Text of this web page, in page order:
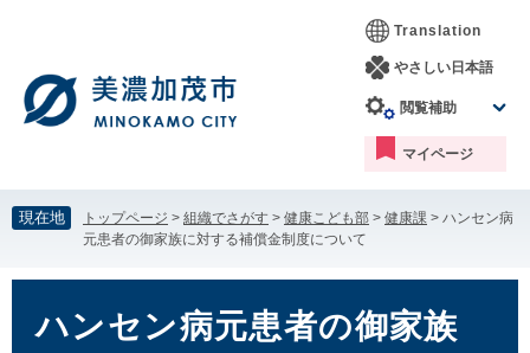
す。
し
て
本
へ
Translation
やさしい日本語
閲覧補助
マイページ
現在地 トップページ > 組織でさがす > 健康こども部 > 健康課 > ハンセン病
元患者の御家族に対する補償金制度について
ハンセン病元患者の御家族